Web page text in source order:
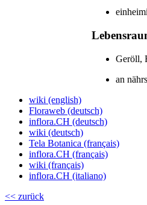
Geröll,
an
wiki (english)
Floraweb (deutsch)
inflora.CH (deutsch)
wiki (deutsch)
Tela Botanica (français)
inflora.CH (français)
wiki (français)
inflora.CH (italiano)
<< zurück